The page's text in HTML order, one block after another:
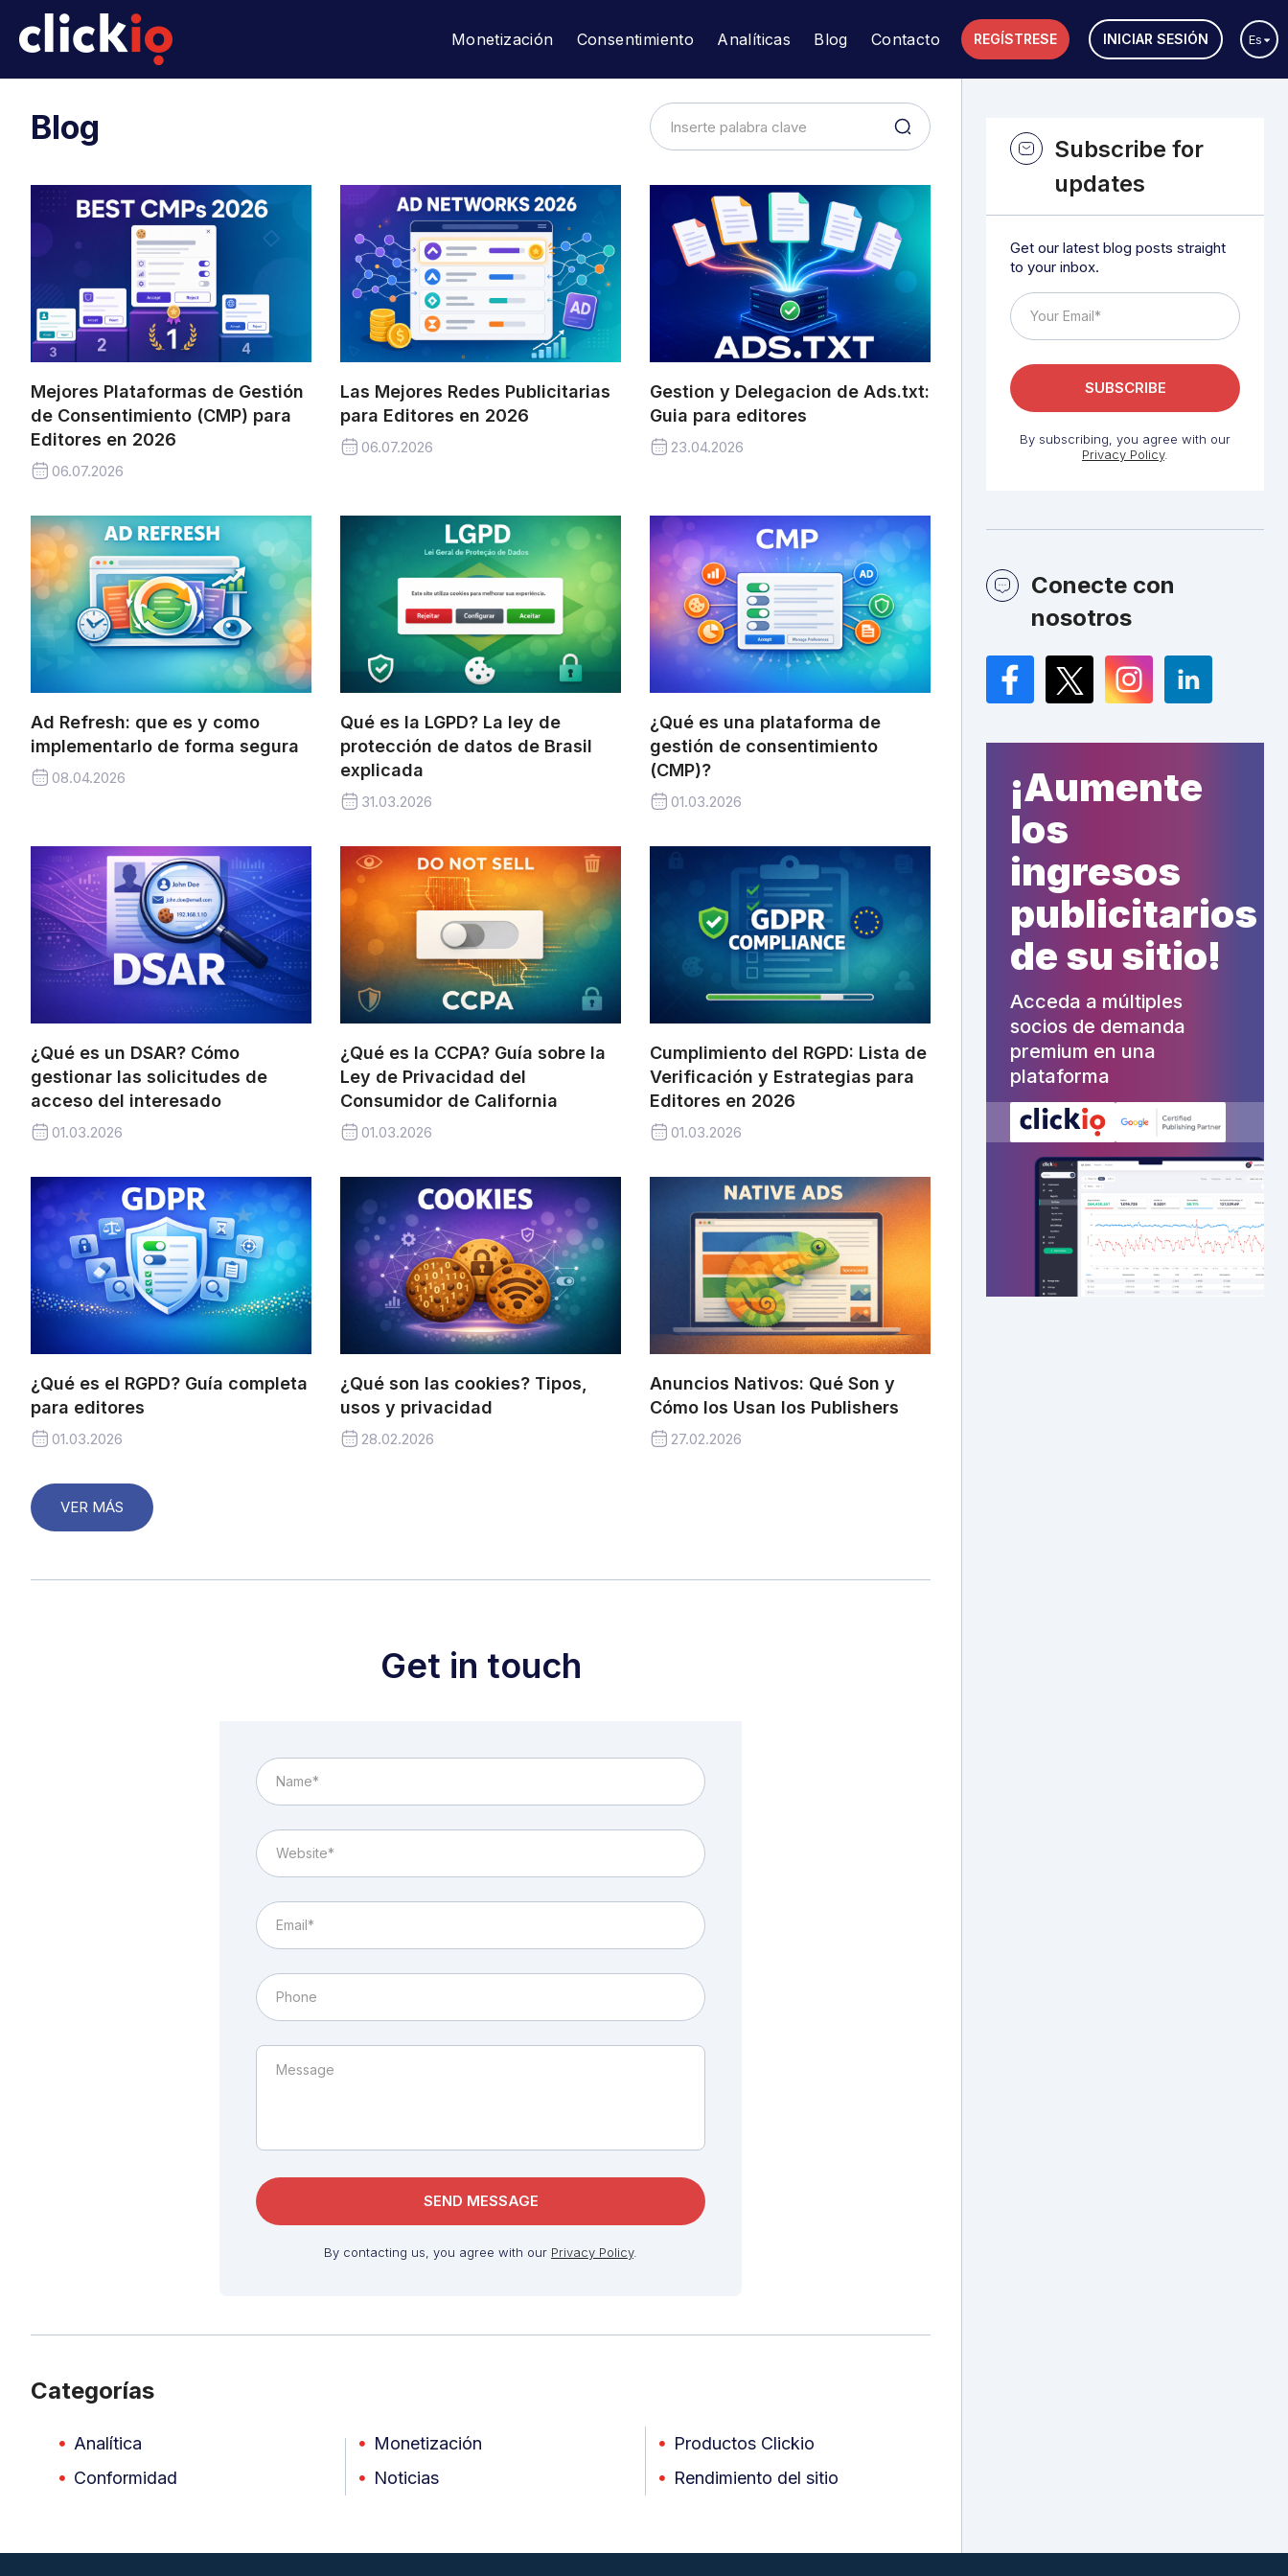
REGÍSTRESE INICIAR SESIÓN Es
Monetización Consentimiento Analíticas Blog Contacto
Blog
Mejores Plataformas de Gestión
de Consentimiento (CMP) para
Editores en 2026
06.07.2026
Las Mejores Redes Publicitarias
para Editores en 2026
06.07.2026
Gestion y Delegacion de Ads.txt:
Guia para editores
23.04.2026
Ad Refresh: que es y como
implementarlo de forma segura
08.04.2026
Qué es la LGPD? La ley de
protección de datos de Brasil
explicada
31.03.2026
¿Qué es una plataforma de
gestión de consentimiento
(CMP)?
01.03.2026
¿Qué es un DSAR? Cómo
gestionar las solicitudes de
acceso del interesado
01.03.2026
¿Qué es la CCPA? Guía sobre la
Ley de Privacidad del
Consumidor de California
01.03.2026
Cumplimiento del RGPD: Lista de
Verificación y Estrategias para
Editores en 2026
01.03.2026
¿Qué es el RGPD? Guía completa
para editores
01.03.2026
¿Qué son las cookies? Tipos,
usos y privacidad
28.02.2026
Anuncios Nativos: Qué Son y
Cómo los Usan los Publishers
27.02.2026
VER MÁS
Get in touch
By contacting us, you agree with our Privacy Policy.
Categorías
Analítica
Conformidad
Monetización
Noticias
Productos Clickio
Rendimiento del sitio
Subscribe for
updates
Get our latest blog posts straight
to your inbox.
By subscribing, you agree with our
Privacy Policy.
Conecte con
nosotros
Facebook
TwitterInstagramLinkedIn
¡Aumente
los
ingresos
publicitarios
de su sitio!
Acceda a múltiples
socios de demanda
premium en una
plataforma